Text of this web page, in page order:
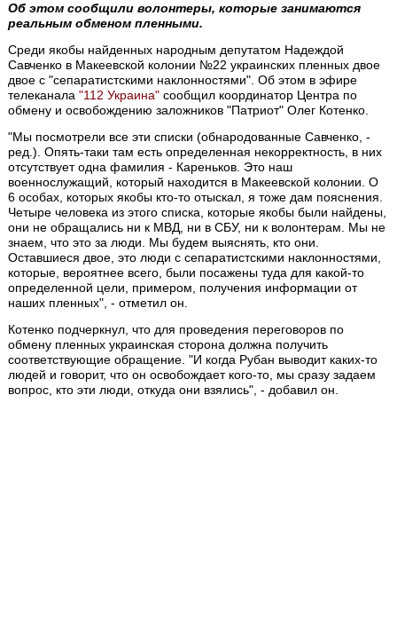
Об этом сообщили волонтеры, которые занимаются
реальным обменом пленными.
Среди якобы найденных народным депутатом Надеждой
Савченко в Макеевской колонии №22 украинских пленных двое
двое с "сепаратистскими наклонностями". Об этом в эфире
телеканала"112 Украина" сообщил координатор Центра по
обмену и освобождению заложников "Патриот" Олег Котенко.
"Мы посмотрели все эти списки (обнародованные Савченко, -
ред.). Опять-таки там есть определенная некорректность, в них
отсутствует одна фамилия - Кареньков. Это наш
военнослужащий, который находится в Макеевской колонии. О
6 особах, которых якобы кто-то отыскал, я тоже дам пояснения.
Четыре человека из этого списка, которые якобы были найдены,
они не обращались ни к МВД, ни в СБУ, ни к волонтерам. Мы не
знаем, что это за люди. Мы будем выяснять, кто они.
Оставшиеся двое, это люди с сепаратистскими наклонностями,
которые, вероятнее всего, были посажены туда для какой-то
определенной цели, примером, получения информации от
наших пленных", - отметил он.
Котенко подчеркнул, что для проведения переговоров по
обмену пленных украинская сторона должна получить
соответствующие обращение. "И когда Рубан выводит каких-то
людей и говорит, что он освобождает кого-то, мы сразу задаем
вопрос, кто эти люди, откуда они взялись", - добавил он.